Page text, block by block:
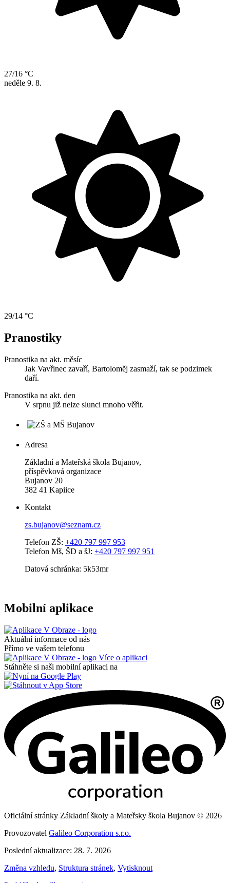
27/16 °C
neděle 9. 8.
29/14 °C
Pranostiky
Pranostika na akt. měsíc
Jak Vavřinec zavaří, Bartoloměj zasmaží, tak se podzimek
daří.
Pranostika na akt. den
V srpnu již nelze slunci mnoho věřit.
Adresa
Základní a Mateřská škola Bujanov,
příspěvková organizace
Bujanov 20
382 41 Kapiice
Kontakt
zs.bujanov@seznam.cz
Telefon ZŠ: +420 797 997 953
Telefon Mš, ŠD a šJ: +420 797 997 951
Datová schránka: 5k53mr
Mobilní aplikace
Aktuální informace od nás
Přímo ve vašem telefonu
Více o aplikaci
Stáhněte si naši mobilní aplikaci na
Oficiální stránky Základní školy a Mateřsky škola Bujanov © 2026
Provozovatel Galileo Corporation s.r.o.
Poslední aktualizace: 28. 7. 2026
Změna vzhledu, Struktura stránek, Vytisknout